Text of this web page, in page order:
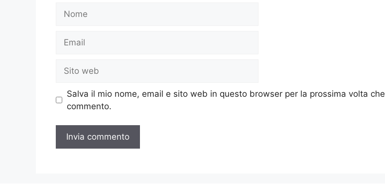
web
Salva il mio nome, email e sito web in questo browser per la prossima volta che
commento.